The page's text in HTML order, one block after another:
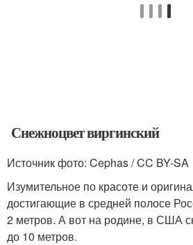
Снежноцвет виргинский
Источник фото: Cephas / CC BY-SA
Изумительное по красоте и
достигающие в средней полосе
2 метров. А вот на родине, в США
до 10 метров.